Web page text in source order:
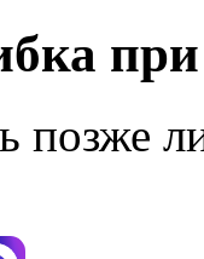
при
позже